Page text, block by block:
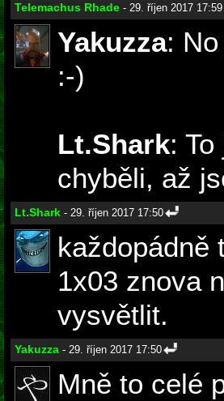
Telemachus Rhade - 29. říjen 2017 17:59
Yakuzza:
:-)
Lt.Shark:
chyběli, až
Lt.Shark - 29. říjen 2017 17:50
každopádně
1x03 znova
vysvětlit.
Yakuzza - 29. říjen 2017 17:50
Mně to celé